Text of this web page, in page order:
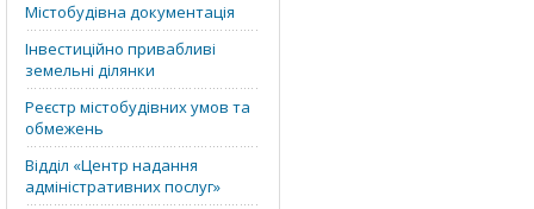
Містобудівна документація
Інвестиційно привабливі
земельні ділянки
Реєстр містобудівних умов та
обмежень
Відділ «‎Центр надання
адміністративних послуг»